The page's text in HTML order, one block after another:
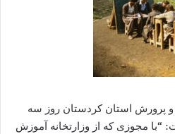
پرورش استان کردستان روز سه
گفت: “با مجوزی که از وزارتخانه آموزش